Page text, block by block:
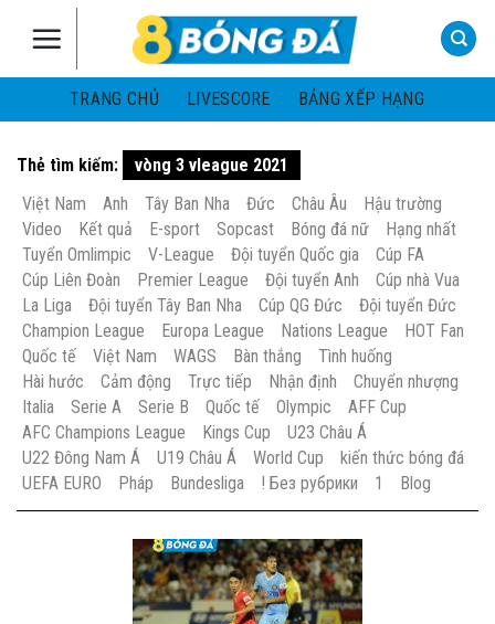
TRANG CHỦ
LIVESCORE BẢNG XẾP HẠNG
Thẻ tìm kiếm:
vòng 3 vleague 2021
Việt Nam
Anh Tây Ban Nha Đức Châu Âu
Hậu trường
Video
Kết quả E-sport Sopcast Bóng đá nữ
Hạng nhất
Tuyển Omlimpic
V-League Đội tuyển Quốc gia
Cúp FA
Cúp Liên Đoàn
Premier League Đội tuyển Anh
Cúp nhà Vua
La Liga
Đội tuyển Tây Ban Nha Cúp QG Đức
Đội tuyển Đức
Champion League
Europa League Nations League
HOT Fan
Quốc tế
Việt Nam WAGS Bàn thắng
Tình huống
Hài hước
Cảm động Trực tiếp Nhận định
Chuyển nhượng
Italia
Serie A Serie B Quốc tế Olympic
AFF Cup
AFC Champions League
Kings Cup
U23 Châu Á
U22 Đông Nam Á
U19 Châu Á World Cup
kiến thức bóng đá
UEFA EURO
Pháp Bundesliga ! Без рубрики 1 Blog